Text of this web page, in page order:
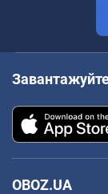
OBOZ.UA